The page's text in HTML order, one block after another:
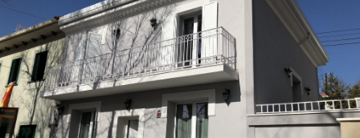
Condes de Torreanaz 9
Cubierta,Pisos,Rehabilitaciones Fachada